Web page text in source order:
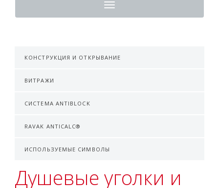
Toggle
navigation
КОНСТРУКЦИЯ И ОТКРЫВАНИЕ
ВИТРАЖИ
СИСТЕМА ANTIBLOCK
RAVAK ANTICALC®
ИСПОЛЬЗУЕМЫЕ СИМВОЛЫ
Душевые уголки и